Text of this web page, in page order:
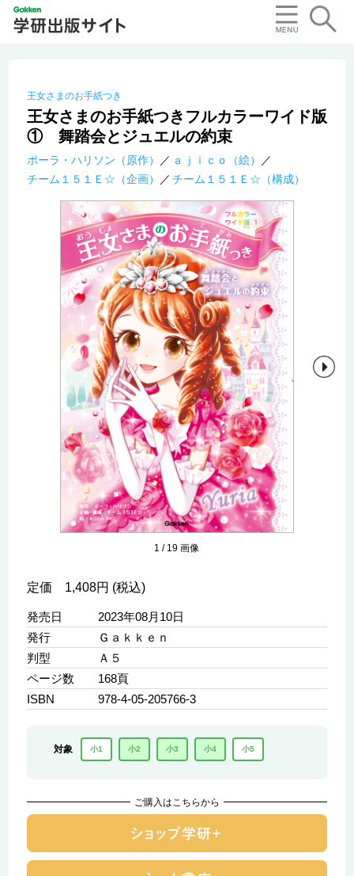
王女さまのお手紙つき
王女さまのお手紙つきフルカラーワイド版
① 舞踏会とジュエルの約束
ポーラ・ハリソン（原作）
ａｊｉｃｏ（絵）
チーム１５１Ｅ☆（企画）
チーム１５１Ｅ☆（構成）
1 / 19 画像
定価 1,408円 (税込)
発売日
2023年08月10日
発行
Ｇａｋｋｅｎ
判型
Ａ５
ページ数
168頁
ISBN
978-4-05-205766-3
対象 小1 小2 小3 小4 小5
ご購入はこちらから